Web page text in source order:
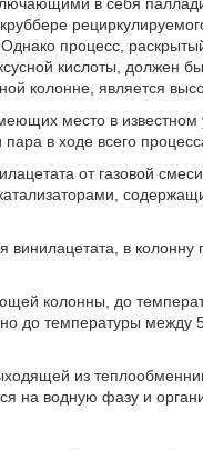
процесс,
кислоты, должен
колонне, является
место в известном
в ходе всего
от газовой
в колонну
колонны, до
до температуры между
из
на водную фазу и